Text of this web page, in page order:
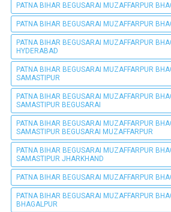
PATNA BIHAR BEGUSARAI MUZAFFARPUR
PATNA BIHAR BEGUSARAI MUZAFFARPUR
PATNA BIHAR BEGUSARAI MUZAFFARPUR
HYDERABAD
PATNA BIHAR BEGUSARAI MUZAFFARPUR
SAMASTIPUR
PATNA BIHAR BEGUSARAI MUZAFFARPUR
SAMASTIPUR BEGUSARAI
PATNA BIHAR BEGUSARAI MUZAFFARPUR
SAMASTIPUR BEGUSARAI MUZAFFARPUR
PATNA BIHAR BEGUSARAI MUZAFFARPUR
SAMASTIPUR JHARKHAND
PATNA BIHAR BEGUSARAI MUZAFFARPUR
PATNA BIHAR BEGUSARAI MUZAFFARPUR
BHAGALPUR